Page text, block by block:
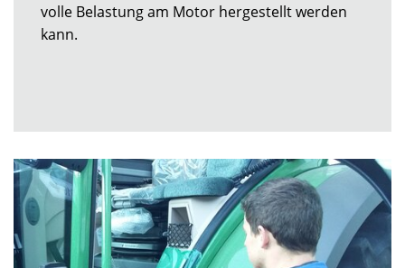
volle Belastung am Motor hergestellt werden
kann.